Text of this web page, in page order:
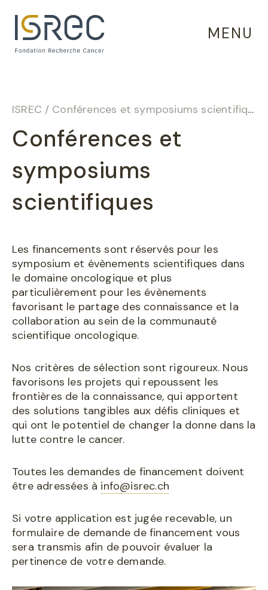
MENU
ISREC / Conférences et symposiums scientifiques
Conférences et
symposiums
scientifiques
Les financements sont réservés pour les
symposium et évènements scientifiques dans
le domaine oncologique et plus
particulièrement pour les évènements
favorisant le partage des connaissance et la
collaboration au sein de la communauté
scientifique oncologique.
Nos critères de sélection sont rigoureux. Nous
favorisons les projets qui repoussent les
frontières de la connaissance, qui apportent
des solutions tangibles aux défis cliniques et
qui ont le potentiel de changer la donne dans la
lutte contre le cancer.
Toutes les demandes de financement doivent
être adressées à info@isrec.ch
Si votre application est jugée recevable, un
formulaire de demande de financement vous
sera transmis afin de pouvoir évaluer la
pertinence de votre demande.